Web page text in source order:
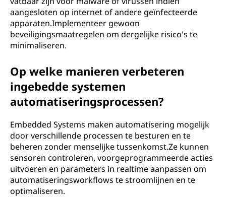
aangesloten op internet of andere geïnfecteerde
apparaten.Implementeer gewoon
beveiligingsmaatregelen om dergelijke risico's te
minimaliseren.
Op welke manieren verbeteren
ingebedde systemen
automatiseringsprocessen?
Embedded Systems maken automatisering mogelijk
door verschillende processen te besturen en te
beheren zonder menselijke tussenkomst.Ze kunnen
sensoren controleren, voorgeprogrammeerde acties
uitvoeren en parameters in realtime aanpassen om
automatiseringsworkflows te stroomlijnen en te
optimaliseren.